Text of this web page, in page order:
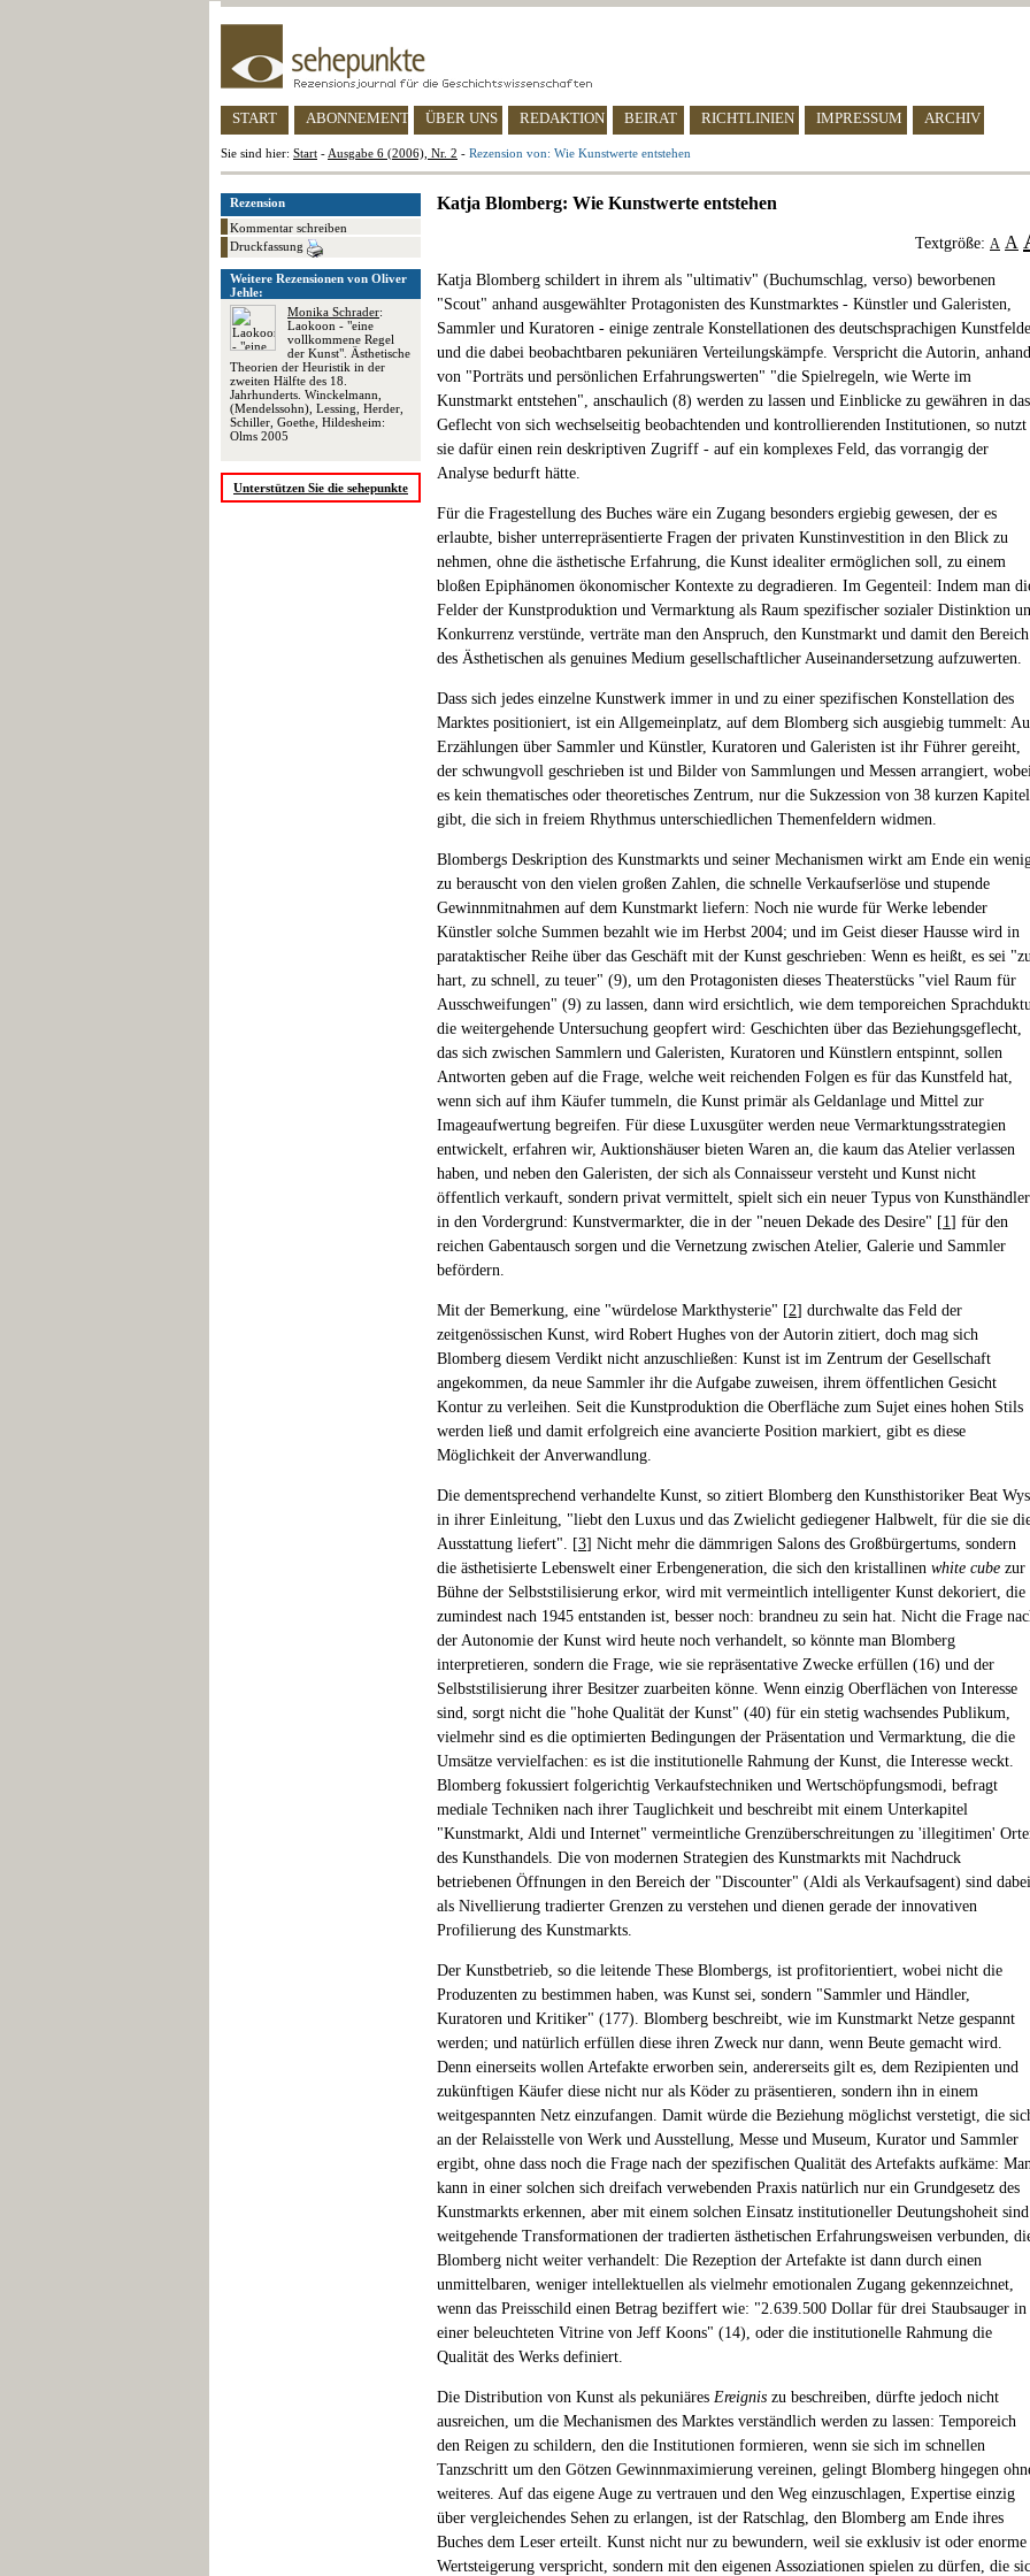
START ABONNEMENT ÜBER UNS REDAKTION BEIRAT RICHTLINIEN IMPRESSUM ARCHIV
Sie sind hier: Start - Ausgabe 6 (2006), Nr. 2 - Rezension von: Wie Kunstwerte entstehen
Rezension
Kommentar schreiben
Druckfassung
Weitere Rezensionen von Oliver
Jehle:
Monika Schrader:
Laokoon - "eine
vollkommene Regel
der Kunst". Ästhetische
Theorien der Heuristik in der
zweiten Hälfte des 18.
Jahrhunderts. Winckelmann,
(Mendelssohn), Lessing, Herder,
Schiller, Goethe, Hildesheim:
Olms 2005
Unterstützen Sie die sehepunkte
Katja Blomberg: Wie Kunstwerte entstehen
Textgröße: A A
Katja Blomberg schildert in ihrem als "ultimativ" (Buchumschlag, verso) beworbenen
"Scout" anhand ausgewählter Protagonisten des Kunstmarktes - Künstler und Galeristen,
Sammler und Kuratoren - einige zentrale Konstellationen des deutschsprachigen
und die dabei beobachtbaren pekuniären Verteilungskämpfe. Verspricht die Autorin, anhand
von "Porträts und persönlichen Erfahrungswerten" "die Spielregeln, wie Werte im
Kunstmarkt entstehen", anschaulich (8) werden zu lassen und Einblicke zu gewähren in das
Geflecht von sich wechselseitig beobachtenden und kontrollierenden Institutionen, so nutzt
sie dafür einen rein deskriptiven Zugriff - auf ein komplexes Feld, das vorrangig der
Analyse bedurft hätte.
Für die Fragestellung des Buches wäre ein Zugang besonders ergiebig gewesen, der es
erlaubte, bisher unterrepräsentierte Fragen der privaten Kunstinvestition in den Blick zu
nehmen, ohne die ästhetische Erfahrung, die Kunst idealiter ermöglichen soll, zu einem
bloßen Epiphänomen ökonomischer Kontexte zu degradieren. Im Gegenteil: Indem man
Felder der Kunstproduktion und Vermarktung als Raum spezifischer sozialer Distinktion
Konkurrenz verstünde, verträte man den Anspruch, den Kunstmarkt und damit den Bereich
des Ästhetischen als genuines Medium gesellschaftlicher Auseinandersetzung aufzuwerten.
Dass sich jedes einzelne Kunstwerk immer in und zu einer spezifischen Konstellation des
Marktes positioniert, ist ein Allgemeinplatz, auf dem Blomberg sich ausgiebig tummelt:
Erzählungen über Sammler und Künstler, Kuratoren und Galeristen ist ihr Führer gereiht,
der schwungvoll geschrieben ist und Bilder von Sammlungen und Messen arrangiert,
es kein thematisches oder theoretisches Zentrum, nur die Sukzession von 38 kurzen
gibt, die sich in freiem Rhythmus unterschiedlichen Themenfeldern widmen.
Blombergs Deskription des Kunstmarkts und seiner Mechanismen wirkt am Ende ein
zu berauscht von den vielen großen Zahlen, die schnelle Verkaufserlöse und stupende
Gewinnmitnahmen auf dem Kunstmarkt liefern: Noch nie wurde für Werke lebender
Künstler solche Summen bezahlt wie im Herbst 2004; und im Geist dieser Hausse wird in
parataktischer Reihe über das Geschäft mit der Kunst geschrieben: Wenn es heißt, es sei
hart, zu schnell, zu teuer" (9), um den Protagonisten dieses Theaterstücks "viel Raum für
Ausschweifungen" (9) zu lassen, dann wird ersichtlich, wie dem temporeichen
die weitergehende Untersuchung geopfert wird: Geschichten über das Beziehungsgeflecht,
das sich zwischen Sammlern und Galeristen, Kuratoren und Künstlern entspinnt, sollen
Antworten geben auf die Frage, welche weit reichenden Folgen es für das Kunstfeld hat,
wenn sich auf ihm Käufer tummeln, die Kunst primär als Geldanlage und Mittel zur
Imageaufwertung begreifen. Für diese Luxusgüter werden neue Vermarktungsstrategien
entwickelt, erfahren wir, Auktionshäuser bieten Waren an, die kaum das Atelier verlassen
haben, und neben den Galeristen, der sich als Connaisseur versteht und Kunst nicht
öffentlich verkauft, sondern privat vermittelt, spielt sich ein neuer Typus von Kunsthändler
in den Vordergrund: Kunstvermarkter, die in der "neuen Dekade des Desire" [1] für den
reichen Gabentausch sorgen und die Vernetzung zwischen Atelier, Galerie und Sammler
befördern.
Mit der Bemerkung, eine "würdelose Markthysterie" [2] durchwalte das Feld der
zeitgenössischen Kunst, wird Robert Hughes von der Autorin zitiert, doch mag sich
Blomberg diesem Verdikt nicht anzuschließen: Kunst ist im Zentrum der Gesellschaft
angekommen, da neue Sammler ihr die Aufgabe zuweisen, ihrem öffentlichen Gesicht
Kontur zu verleihen. Seit die Kunstproduktion die Oberfläche zum Sujet eines hohen Stils
werden ließ und damit erfolgreich eine avancierte Position markiert, gibt es diese
Möglichkeit der Anverwandlung.
Die dementsprechend verhandelte Kunst, so zitiert Blomberg den Kunsthistoriker Beat
in ihrer Einleitung, "liebt den Luxus und das Zwielicht gediegener Halbwelt, für die sie
Ausstattung liefert". [3] Nicht mehr die dämmrigen Salons des Großbürgertums, sondern
die ästhetisierte Lebenswelt einer Erbengeneration, die sich den kristallinen white cube zur
Bühne der Selbststilisierung erkor, wird mit vermeintlich intelligenter Kunst dekoriert, die
zumindest nach 1945 entstanden ist, besser noch: brandneu zu sein hat. Nicht die Frage
der Autonomie der Kunst wird heute noch verhandelt, so könnte man Blomberg
interpretieren, sondern die Frage, wie sie repräsentative Zwecke erfüllen (16) und der
Selbststilisierung ihrer Besitzer zuarbeiten könne. Wenn einzig Oberflächen von Interesse
sind, sorgt nicht die "hohe Qualität der Kunst" (40) für ein stetig wachsendes Publikum,
vielmehr sind es die optimierten Bedingungen der Präsentation und Vermarktung, die die
Umsätze vervielfachen: es ist die institutionelle Rahmung der Kunst, die Interesse weckt.
Blomberg fokussiert folgerichtig Verkaufstechniken und Wertschöpfungsmodi, befragt
mediale Techniken nach ihrer Tauglichkeit und beschreibt mit einem Unterkapitel
"Kunstmarkt, Aldi und Internet" vermeintliche Grenzüberschreitungen zu 'illegitimen'
des Kunsthandels. Die von modernen Strategien des Kunstmarkts mit Nachdruck
betriebenen Öffnungen in den Bereich der "Discounter" (Aldi als Verkaufsagent) sind dabei
als Nivellierung tradierter Grenzen zu verstehen und dienen gerade der innovativen
Profilierung des Kunstmarkts.
Der Kunstbetrieb, so die leitende These Blombergs, ist profitorientiert, wobei nicht die
Produzenten zu bestimmen haben, was Kunst sei, sondern "Sammler und Händler,
Kuratoren und Kritiker" (177). Blomberg beschreibt, wie im Kunstmarkt Netze gespannt
werden; und natürlich erfüllen diese ihren Zweck nur dann, wenn Beute gemacht wird.
Denn einerseits wollen Artefakte erworben sein, andererseits gilt es, dem Rezipienten und
zukünftigen Käufer diese nicht nur als Köder zu präsentieren, sondern ihn in einem
weitgespannten Netz einzufangen. Damit würde die Beziehung möglichst verstetigt, die
an der Relaisstelle von Werk und Ausstellung, Messe und Museum, Kurator und Sammler
ergibt, ohne dass noch die Frage nach der spezifischen Qualität des Artefakts aufkäme:
kann in einer solchen sich dreifach verwebenden Praxis natürlich nur ein Grundgesetz des
Kunstmarkts erkennen, aber mit einem solchen Einsatz institutioneller Deutungshoheit sind
weitgehende Transformationen der tradierten ästhetischen Erfahrungsweisen verbunden,
Blomberg nicht weiter verhandelt: Die Rezeption der Artefakte ist dann durch einen
unmittelbaren, weniger intellektuellen als vielmehr emotionalen Zugang gekennzeichnet,
wenn das Preisschild einen Betrag beziffert wie: "2.639.500 Dollar für drei Staubsauger in
einer beleuchteten Vitrine von Jeff Koons" (14), oder die institutionelle Rahmung die
Qualität des Werks definiert.
Die Distribution von Kunst als pekuniäres Ereignis zu beschreiben, dürfte jedoch nicht
ausreichen, um die Mechanismen des Marktes verständlich werden zu lassen: Temporeich
den Reigen zu schildern, den die Institutionen formieren, wenn sie sich im schnellen
Tanzschritt um den Götzen Gewinnmaximierung vereinen, gelingt Blomberg hingegen
weiteres. Auf das eigene Auge zu vertrauen und den Weg einzuschlagen, Expertise einzig
über vergleichendes Sehen zu erlangen, ist der Ratschlag, den Blomberg am Ende ihres
Buches dem Leser erteilt. Kunst nicht nur zu bewundern, weil sie exklusiv ist oder enorme
Wertsteigerung verspricht, sondern mit den eigenen Assoziationen spielen zu dürfen, die